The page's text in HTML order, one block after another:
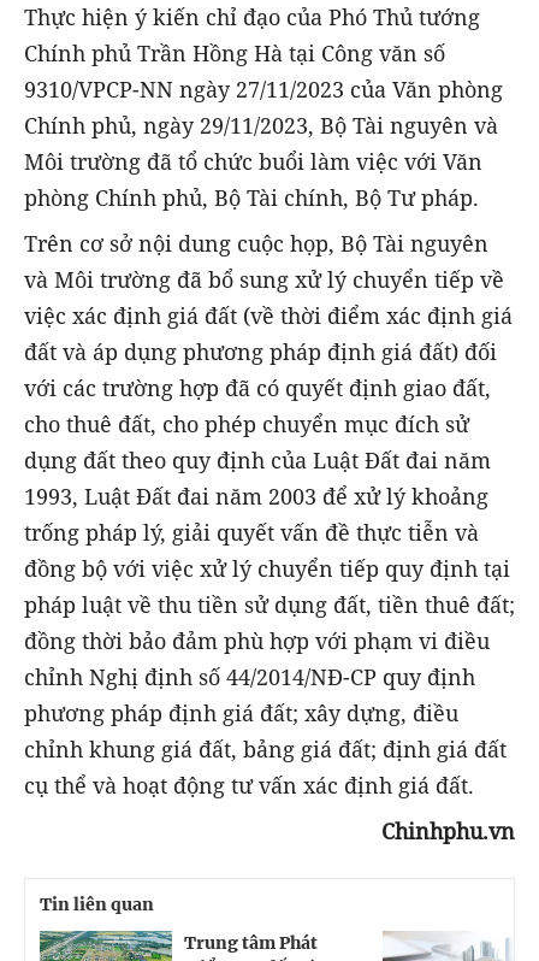
Thực hiện ý kiến chỉ đạo của Phó Thủ tướng
Chính phủ Trần Hồng Hà tại Công văn số
9310/VPCP-NN ngày 27/11/2023 của Văn phòng
Chính phủ, ngày 29/11/2023, Bộ Tài nguyên và
Môi trường đã tổ chức buổi làm việc với Văn
phòng Chính phủ, Bộ Tài chính, Bộ Tư pháp.
Trên cơ sở nội dung cuộc họp, Bộ Tài nguyên
và Môi trường đã bổ sung xử lý chuyển tiếp về
việc xác định giá đất (về thời điểm xác định giá
đất và áp dụng phương pháp định giá đất) đối
với các trường hợp đã có quyết định giao đất,
cho thuê đất, cho phép chuyển mục đích sử
dụng đất theo quy định của Luật Đất đai năm
1993, Luật Đất đai năm 2003 để xử lý khoảng
trống pháp lý, giải quyết vấn đề thực tiễn và
đồng bộ với việc xử lý chuyển tiếp quy định tại
pháp luật về thu tiền sử dụng đất, tiền thuê đất;
đồng thời bảo đảm phù hợp với phạm vi điều
chỉnh Nghị định số 44/2014/NĐ-CP quy định
phương pháp định giá đất; xây dựng, điều
chỉnh khung giá đất, bảng giá đất; định giá đất
cụ thể và hoạt động tư vấn xác định giá đất.
Chinhphu.vn
Tin liên quan
Trung tâm Phát